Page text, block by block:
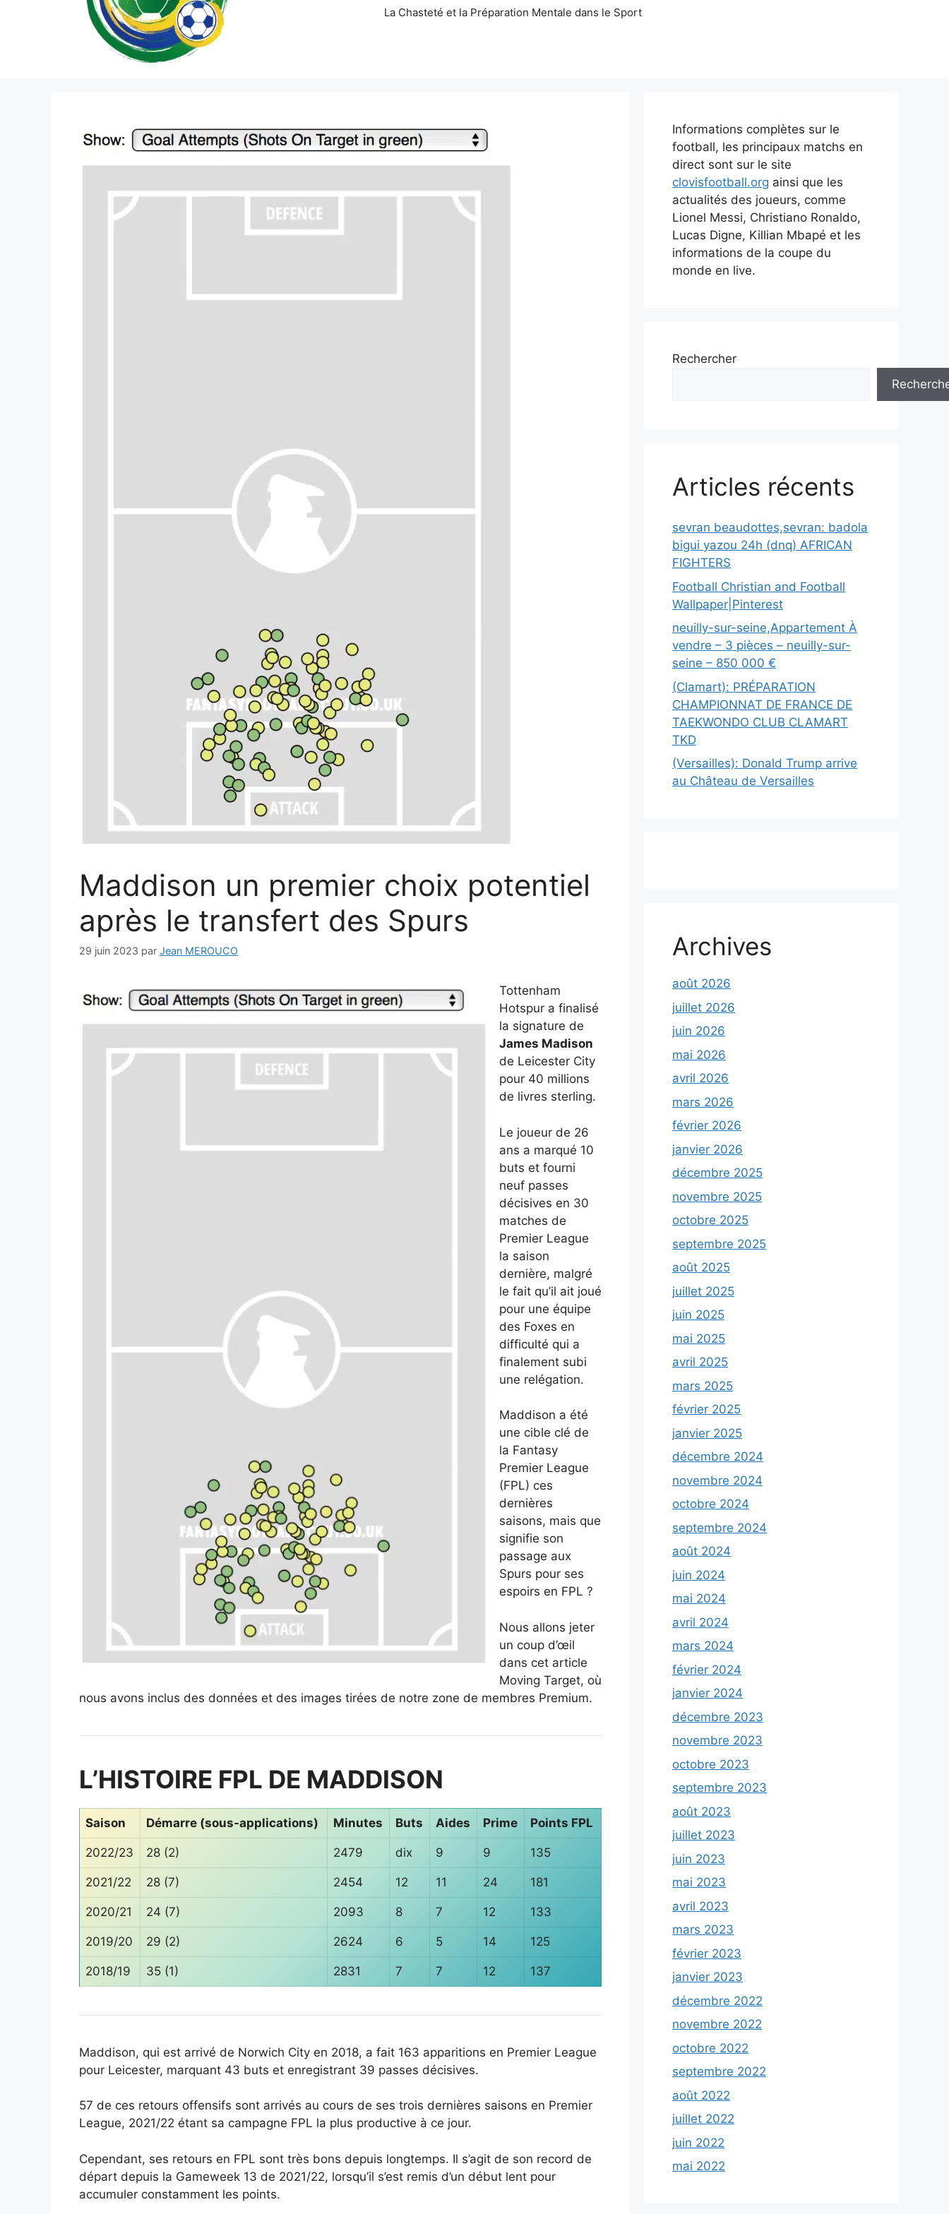
La Chasteté et la Préparation Mentale dans le Sport
Maddison un premier choix potentiel
après le transfert des Spurs
29 juin 2023 par Jean MEROUCO
Tottenham
Hotspur a finalisé
la signature de
James Madison
de Leicester City
pour 40 millions
de livres sterling.
Le joueur de 26
ans a marqué 10
buts et fourni
neuf passes
décisives en 30
matches de
Premier League
la saison
dernière, malgré
le fait qu’il ait joué
pour une équipe
des Foxes en
difficulté qui a
finalement subi
une relégation.
Maddison a été
une cible clé de
la Fantasy
Premier League
(FPL) ces
dernières
saisons, mais que
signifie son
passage aux
Spurs pour ses
espoirs en FPL ?
Nous allons jeter
un coup d’œil
dans cet article
Moving Target, où
nous avons inclus des données et des images tirées de notre zone de membres Premium.
L’HISTOIRE FPL DE MADDISON
Saison Démarre (sous-applications) Minutes Buts Aides Prime Points FPL
2022/23 28 (2) 2479 dix 9 9 135
2021/22 28 (7) 2454 12 11 24 181
2020/21 24 (7) 2093 8 7 12 133
2019/20 29 (2) 2624 6 5 14 125
2018/19 35 (1) 2831 7 7 12 137
Maddison, qui est arrivé de Norwich City en 2018, a fait 163 apparitions en Premier League
pour Leicester, marquant 43 buts et enregistrant 39 passes décisives.
57 de ces retours offensifs sont arrivés au cours de ses trois dernières saisons en Premier
League, 2021/22 étant sa campagne FPL la plus productive à ce jour.
Cependant, ses retours en FPL sont très bons depuis longtemps. Il s’agit de son record de
départ depuis la Gameweek 13 de 2021/22, lorsqu’il s’est remis d’un début lent pour
accumuler constamment les points.
Informations complètes sur le
football, les principaux matchs en
direct sont sur le site
clovisfootball.org ainsi que les
actualités des joueurs, comme
Lionel Messi, Christiano Ronaldo,
Lucas Digne, Killian Mbapé et les
informations de la coupe du
monde en live.
Rechercher
Articles récents
sevran beaudottes,sevran: badola
bigui yazou 24h (dnq) AFRICAN
FIGHTERS
Football Christian and Football
Wallpaper|Pinterest
neuilly-sur-seine,Appartement À
vendre – 3 pièces – neuilly-sur-
seine – 850 000 €
(Clamart): PRÉPARATION
CHAMPIONNAT DE FRANCE DE
TAEKWONDO CLUB CLAMART
TKD
(Versailles): Donald Trump arrive
au Château de Versailles
Archives
août 2026
juillet 2026
juin 2026
mai 2026
avril 2026
mars 2026
février 2026
janvier 2026
décembre 2025
novembre 2025
octobre 2025
septembre 2025
août 2025
juillet 2025
juin 2025
mai 2025
avril 2025
mars 2025
février 2025
janvier 2025
décembre 2024
novembre 2024
octobre 2024
septembre 2024
août 2024
juin 2024
mai 2024
avril 2024
mars 2024
février 2024
janvier 2024
décembre 2023
novembre 2023
octobre 2023
septembre 2023
août 2023
juillet 2023
juin 2023
mai 2023
avril 2023
mars 2023
février 2023
janvier 2023
décembre 2022
novembre 2022
octobre 2022
septembre 2022
août 2022
juillet 2022
juin 2022
mai 2022